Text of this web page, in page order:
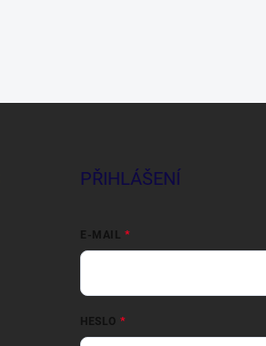
PŘIHLÁŠENÍ
E-MAIL
HESLO